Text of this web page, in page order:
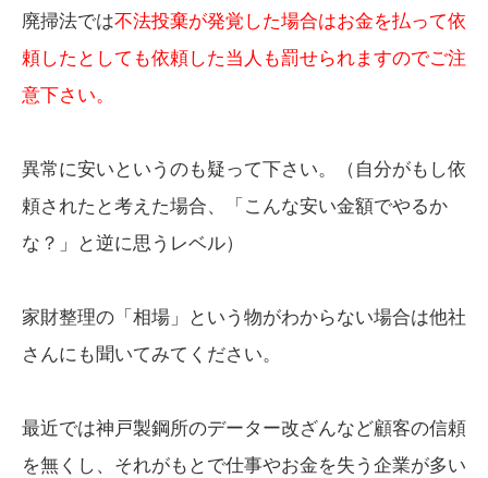
廃掃法では不法投棄が発覚した場合はお金を払って依
頼したとしても依頼した当人も罰せられますのでご注
意下さい。
異常に安いというのも疑って下さい。（自分がもし依
頼されたと考えた場合、「こんな安い金額でやるか
な？」と逆に思うレベル）
家財整理の「相場」という物がわからない場合は他社
さんにも聞いてみてください。
最近では神戸製鋼所のデーター改ざんなど顧客の信頼
を無くし、それがもとで仕事やお金を失う企業が多い